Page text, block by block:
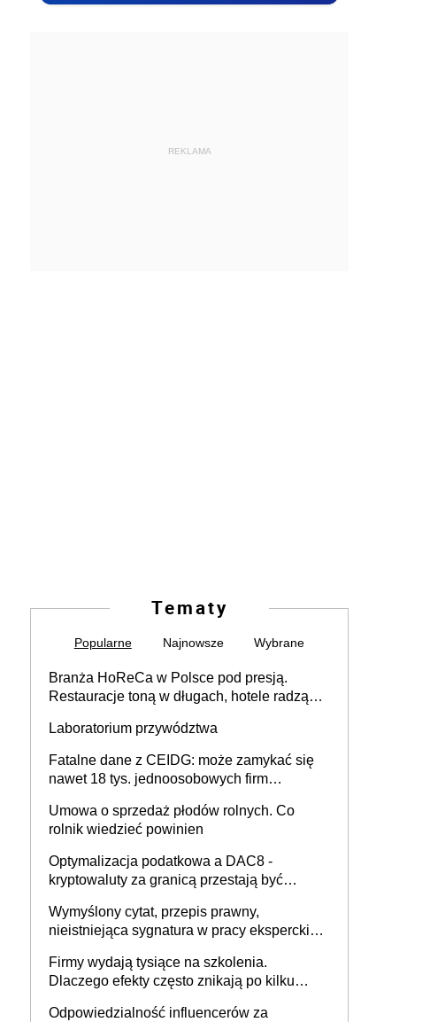
REKLAMA
Tematy
Popularne Najnowsze Wybrane
Branża HoReCa w Polsce pod presją.
Restauracje toną w długach, hotele radzą
Laboratorium przywództwa
Fatalne dane z CEIDG: może zamykać się
nawet 18 tys. jednoosobowych firm
Umowa o sprzedaż płodów rolnych. Co
rolnik wiedzieć powinien
Optymalizacja podatkowa a DAC8 -
kryptowaluty za granicą przestają być
Wymyślony cytat, przepis prawny,
nieistniejąca sygnatura w pracy eksperckiej -
firmie
Firmy wydają tysiące na szkolenia.
Dlaczego efekty często znikają po kilku
Odpowiedzialność influencerów za